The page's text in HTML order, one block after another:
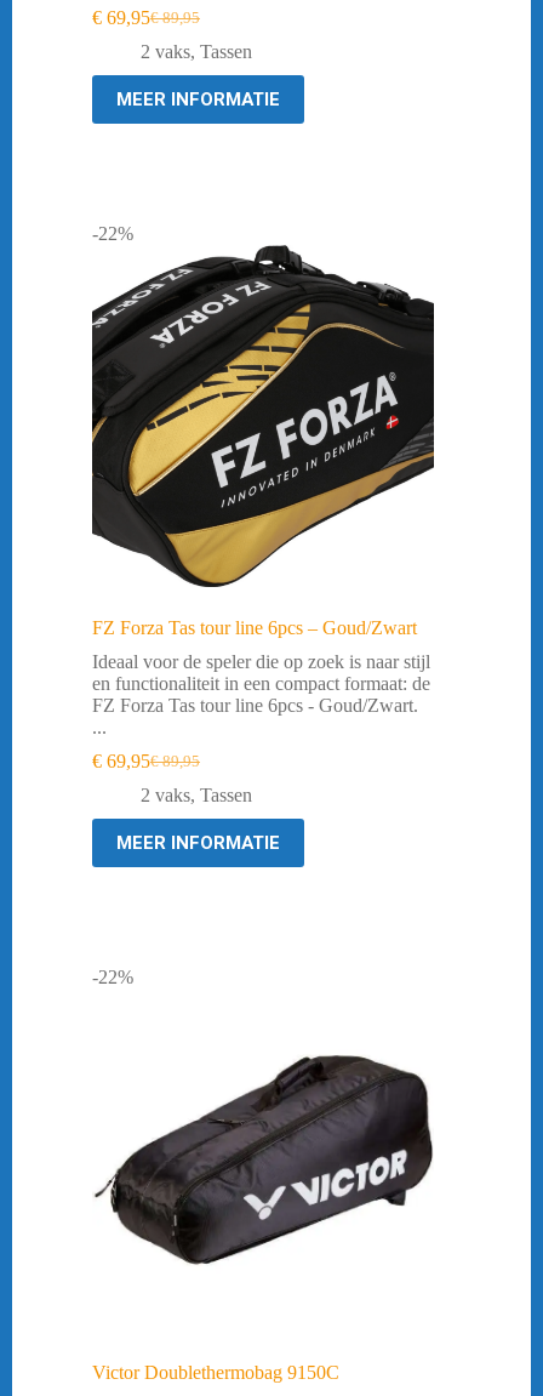
€89,95
Oorspronkelijke
prijs
was:
€ 89,95.
€ 69,95Huidige
prijs
is:
€ 69,95.
2 vaks, Tassen
MEER INFORMATIE
-22%
FZ Forza Tas tour line 6pcs – Goud/Zwart
Ideaal voor de speler die op zoek is naar stijl
en functionaliteit in een compact formaat: de
FZ Forza Tas tour line 6pcs - Goud/Zwart.
...
€89,95
Oorspronkelijke
prijs
was:
€ 89,95.
€ 69,95Huidige
prijs
is:
€ 69,95.
2 vaks, Tassen
MEER INFORMATIE
-22%
Victor Doublethermobag 9150C